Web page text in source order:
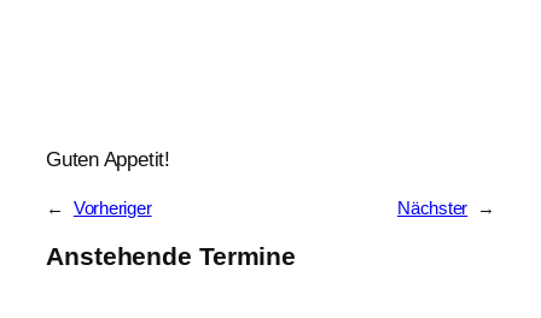
Guten Appetit!
← Vorheriger Nächster →
Anstehende Termine